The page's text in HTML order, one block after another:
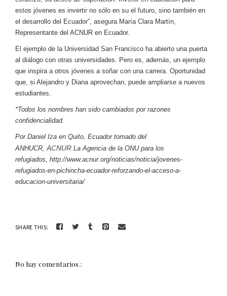
estos jóvenes es invertir no sólo en su el futuro, sino también en
el desarrollo del Ecuador”, asegura María Clara Martín,
Representante del ACNUR en Ecuador.
El ejemplo de la Universidad San Francisco ha abierto una puerta
al diálogo con otras universidades. Pero es, además, un ejemplo
que inspira a otros jóvenes a soñar con una carrera. Oportunidad
que, si Alejandro y Diana aprovechan, puede ampliarse a nuevos
estudiantes.
*Todos los nombres han sido cambiados por razones
confidencialidad.
Por Daniel Iza en Quito, Ecuador tomado del
ANHUCR, ACNUR La Agencia de la ONU para los
refugiados, http://www.acnur.org/noticias/noticia/jovenes-
refugiados-en-pichincha-ecuador-reforzando-el-acceso-a-
educacion-universitaria/
SHARE THIS:
No hay comentarios.: